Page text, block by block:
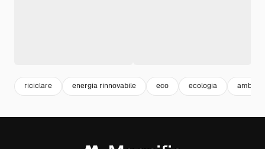
riciclare energia rinnovabile eco ecologia